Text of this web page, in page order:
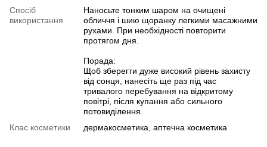
Спосіб
використання
Наносьте тонким шаром на очищені
обличчя і шию щоранку легкими масажними
рухами. При необхідності повторити
протягом дня.
Порада:
Щоб зберегти дуже високий рівень захисту
від сонця, нанесіть ще раз під час
тривалого перебування на відкритому
повітрі, після купання або сильного
потовиділення.
Клас косметики
дермакосметика, аптечна косметика